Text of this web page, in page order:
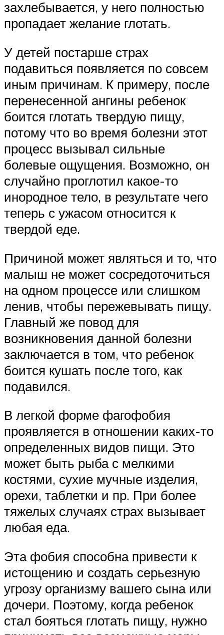
захлебывается, у него полностью
пропадает желание глотать.
У детей постарше страх
подавиться появляется по совсем
иным причинам. К примеру, после
перенесенной ангины ребенок
боится глотать твердую пищу,
потому что во время болезни этот
процесс вызывал сильные
болевые ощущения. Возможно, он
случайно проглотил какое-то
инородное тело, в результате чего
теперь с ужасом относится к
твердой еде.
Причиной может являться и то, что
малыш не может сосредоточиться
на одном процессе или слишком
ленив, чтобы пережевывать пищу.
Главный же повод для
возникновения данной болезни
заключается в том, что ребенок
боится кушать после того, как
подавился.
В легкой форме фагофобия
проявляется в отношении каких-то
определенных видов пищи. Это
может быть рыба с мелкими
костями, сухие мучные изделия,
орехи, таблетки и пр. При более
тяжелых случаях страх вызывает
любая еда.
Эта фобия способна привести к
истощению и создать серьезную
угрозу организму вашего сына или
дочери. Поэтому, когда ребенок
стал бояться глотать пищу, нужно